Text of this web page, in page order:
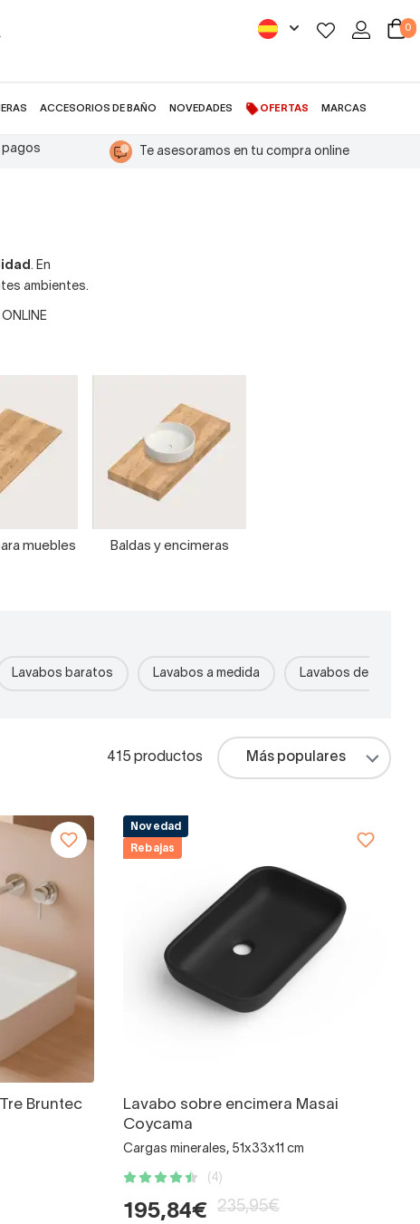
0
ACCESORIOS DE BAÑO NOVEDADES OFERTAS MARCAS
pagos Te asesoramos en tu compra online
. En
ambientes.
muebles Baldas y encimeras
Lavabos baratos Lavabos a medida Lavabos de piedra
415 productos
Bruntec
Novedad
Rebajas
Lavabo sobre encimera Masai
Coycama
Cargas minerales, 51x33x11 cm
(4)
195,84€ 235,95€